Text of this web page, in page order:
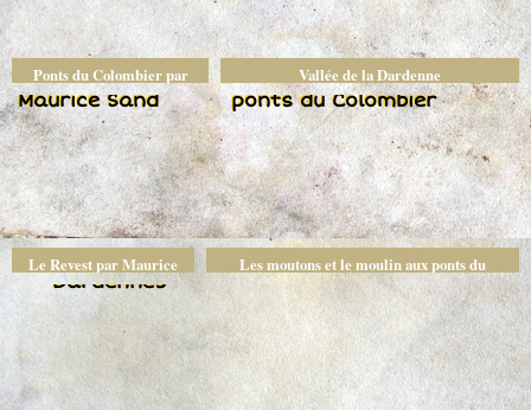
Ponts du Colombier par
Maurice Sand
Vallée de la Dardenne
Le Revest par Maurice
Sand
Les moutons et le moulin aux ponts du
Colombier